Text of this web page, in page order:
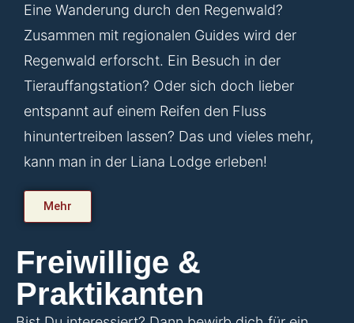
Eine Wanderung durch den Regenwald?
Zusammen mit regionalen Guides wird der
Regenwald erforscht. Ein Besuch in der
Tierauffangstation? Oder sich doch lieber
entspannt auf einem Reifen den Fluss
hinuntertreiben lassen? Das und vieles mehr,
kann man in der Liana Lodge erleben!
Mehr
Freiwillige &
Praktikanten